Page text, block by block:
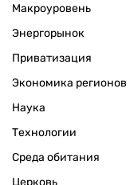
Макроуровень
Энергорынок
Приватизация
Экономика регионов
Наука
Технологии
Среда обитания
Церковь